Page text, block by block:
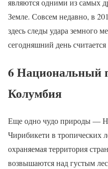
являются одними из самых
Земле. Совсем недавно, в
здесь следы удара земного
сегодняшний день
6 Национальный
Колумбия
Еще одно чудо природы —
Чирибикети в тропических
охраняемая территория
возвышаются над густым